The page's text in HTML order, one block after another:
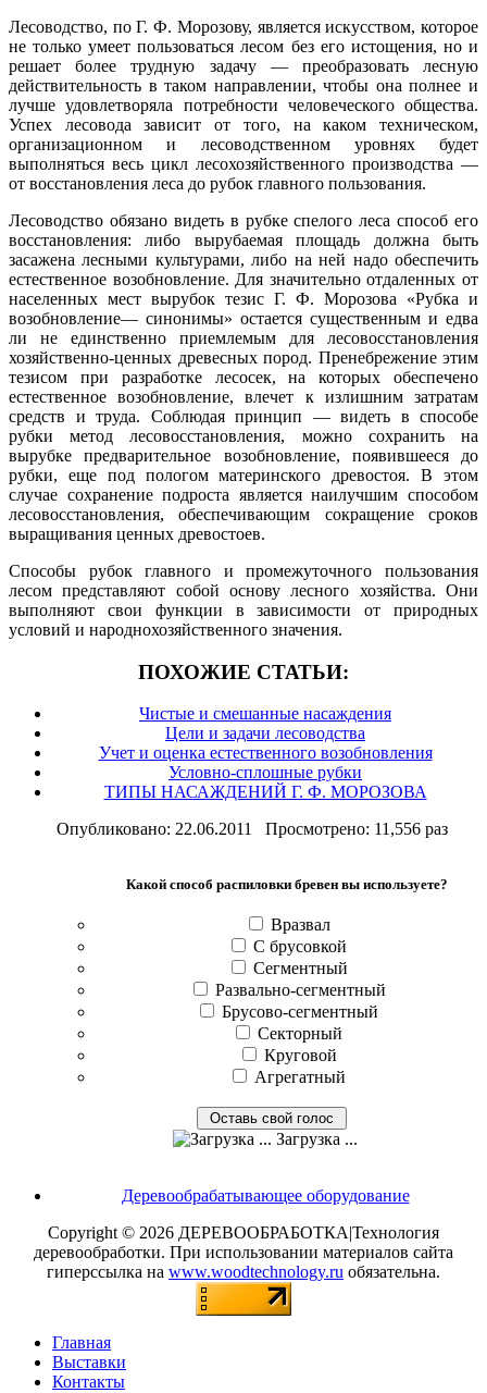
Лесоводство, по Г. Ф. Морозову, является искусством, которое
не только умеет пользоваться лесом без его истощения, но и
решает более трудную задачу — преобразовать лесную
действительность в таком направлении, чтобы она полнее и
лучше удовлетворяла потребности человеческого общества.
Успех лесовода зависит от того, на каком техническом,
организационном и лесоводственном уровнях будет
выполняться весь цикл лесохозяйственного производства —
от восстановления леса до рубок главного пользования.
Лесоводство обязано видеть в рубке спелого леса способ его
восстановления: либо вырубаемая площадь должна быть
засажена лесными культурами, либо на ней надо обеспечить
естественное возобновление. Для значительно отдаленных от
населенных мест вырубок тезис Г. Ф. Морозова «Рубка и
возобновление— синонимы» остается существенным и едва
ли не единственно приемлемым для лесовосстановления
хозяйственно-ценных древесных пород. Пренебрежение этим
тезисом при разработке лесосек, на которых обеспечено
естественное возобновление, влечет к излишним затратам
средств и труда. Соблюдая принцип — видеть в способе
рубки метод лесовосстановления, можно сохранить на
вырубке предварительное возобновление, появившееся до
рубки, еще под пологом материнского древостоя. В этом
случае сохранение подроста является наилучшим способом
лесовосстановления, обеспечивающим сокращение сроков
выращивания ценных древостоев.
Способы рубок главного и промежуточного пользования
лесом представляют собой основу лесного хозяйства. Они
выполняют свои функции в зависимости от природных
условий и народнохозяйственного значения.
ПОХОЖИЕ СТАТЬИ:
Чистые и смешанные насаждения
Цели и задачи лесоводства
Учет и оценка естественного возобновления
Условно-сплошные рубки
ТИПЫ НАСАЖДЕНИЙ Г. Ф. МОРОЗОВА
Опубликовано: 22.06.2011 Просмотрено: 11,556 раз
Какой способ распиловки бревен вы используете?
Вразвал
С брусовкой
Сегментный
Развально-сегментный
Брусово-сегментный
Секторный
Круговой
Агрегатный
Загрузка ...
Деревообрабатывающее оборудование
Copyright © 2026 ДЕРЕВООБРАБОТКА|Технология
деревообработки. При использовании материалов сайта
гиперссылка на www.woodtechnology.ru обязательна.
Главная
Выставки
Контакты